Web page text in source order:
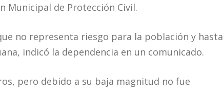
Municipal de Protección Civil.
no representa riesgo para la población y hasta
indicó la dependencia en un comunicado.
pero debido a su baja magnitud no fue